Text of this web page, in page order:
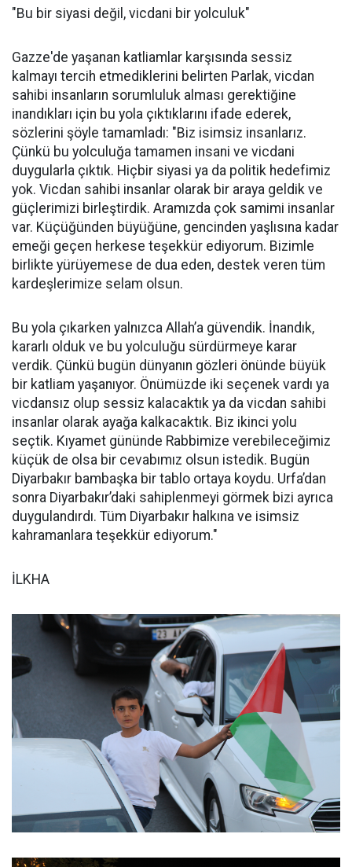
"Bu bir siyasi değil, vicdani bir yolculuk"
Gazze'de yaşanan katliamlar karşısında sessiz
kalmayı tercih etmediklerini belirten Parlak, vicdan
sahibi insanların sorumluluk alması gerektiğine
inandıkları için bu yola çıktıklarını ifade ederek,
sözlerini şöyle tamamladı: "Biz isimsiz insanlarız.
Çünkü bu yolculuğa tamamen insani ve vicdani
duygularla çıktık. Hiçbir siyasi ya da politik hedefimiz
yok. Vicdan sahibi insanlar olarak bir araya geldik ve
güçlerimizi birleştirdik. Aramızda çok samimi insanlar
var. Küçüğünden büyüğüne, gencinden yaşlısına kadar
emeği geçen herkese teşekkür ediyorum. Bizimle
birlikte yürüyemese de dua eden, destek veren tüm
kardeşlerimize selam olsun.
Bu yola çıkarken yalnızca Allah’a güvendik. İnandık,
kararlı olduk ve bu yolculuğu sürdürmeye karar
verdik. Çünkü bugün dünyanın gözleri önünde büyük
bir katliam yaşanıyor. Önümüzde iki seçenek vardı ya
vicdansız olup sessiz kalacaktık ya da vicdan sahibi
insanlar olarak ayağa kalkacaktık. Biz ikinci yolu
seçtik. Kıyamet gününde Rabbimize verebileceğimiz
küçük de olsa bir cevabımız olsun istedik. Bugün
Diyarbakır bambaşka bir tablo ortaya koydu. Urfa’dan
sonra Diyarbakır’daki sahiplenmeyi görmek bizi ayrıca
duygulandırdı. Tüm Diyarbakır halkına ve isimsiz
kahramanlara teşekkür ediyorum."
İLKHA